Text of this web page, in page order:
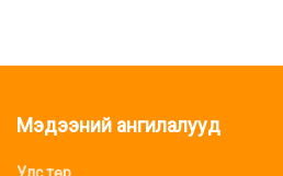
Мэдээний ангилалууд